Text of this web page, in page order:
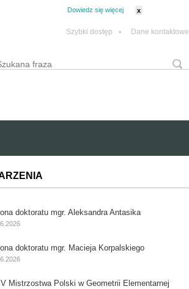
Dowiedz się więcej x
Szybki dostęp • Dane kontaktowe
wyszukiwania
doktoratu mgr. Aleksandra Antasika
doktoratu mgr. Macieja Korpalskiego
Mistrzostwa Polski w Geometrii Elementarnej